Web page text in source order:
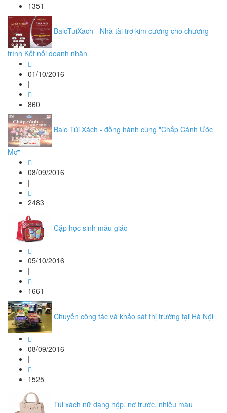
1351
BaloTuiXach - Nhà tài trợ kim cương cho chương
trình Kết nối doanh nhân
01/10/2016
|
860
Balo Túi Xách - đồng hành cùng "Chắp Cánh Ước
Mơ"
08/09/2016
|
2483
Cặp học sinh mẫu giáo
05/10/2016
|
1661
Chuyến công tác và khảo sát thị trường tại Hà Nội
08/09/2016
|
1525
Túi xách nữ dạng hộp, nơ trước, nhiều màu